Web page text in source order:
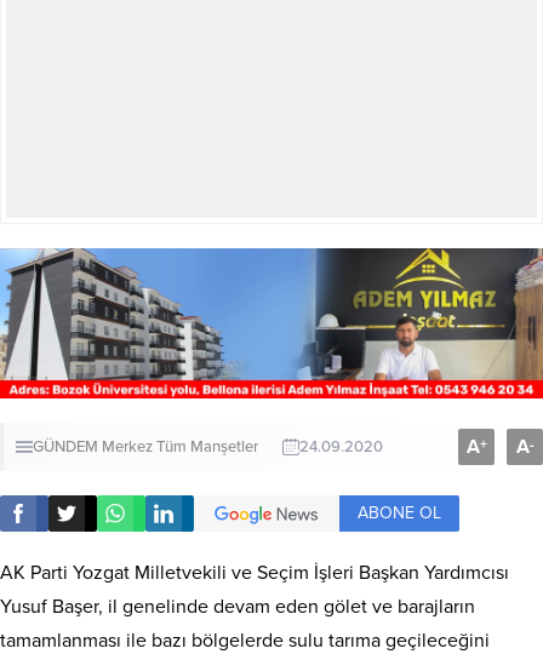
GÜNDEM MerkezTüm Manşetler 24.09.2020 A+ A-
ABONE OL
AK Parti Yozgat Milletvekili ve Seçim İşleri Başkan Yardımcısı
Yusuf Başer, il genelinde devam eden gölet ve barajların
tamamlanması ile bazı bölgelerde sulu tarıma geçileceğini